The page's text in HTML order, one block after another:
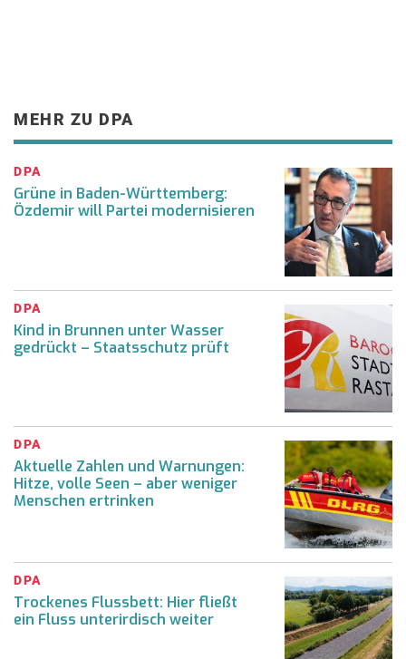
MEHR ZU DPA
DPA
Grüne in Baden-Württemberg:
Özdemir will Partei modernisieren
DPA
Kind in Brunnen unter Wasser
gedrückt – Staatsschutz prüft
DPA
Aktuelle Zahlen und Warnungen:
Hitze, volle Seen – aber weniger
Menschen ertrinken
DPA
Trockenes Flussbett: Hier fließt
ein Fluss unterirdisch weiter